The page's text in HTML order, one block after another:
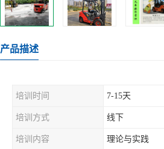
产品描述
培训时间 7-15天
培训方式 线下
培训内容 理论与实践